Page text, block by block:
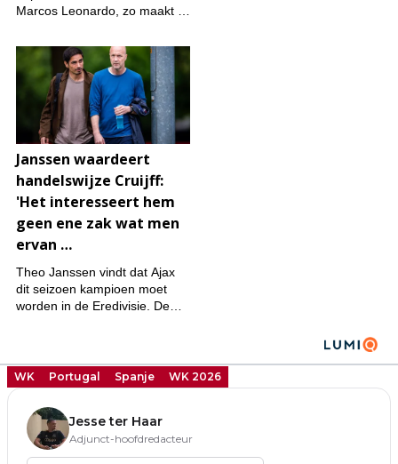
WK Portugal Spanje WK 2026
Jesse ter Haar
Adjunct-hoofdredacteur